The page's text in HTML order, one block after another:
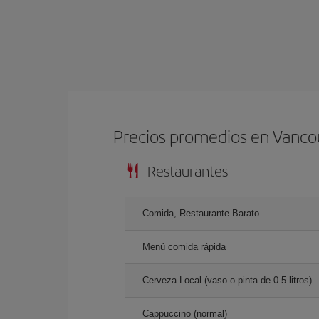
Precios promedios en
Restaurantes
Comida, Restaurante Barato
Menú comida rápida
Cerveza Local (vaso o pinta de 0.5 litros)
Cappuccino (normal)